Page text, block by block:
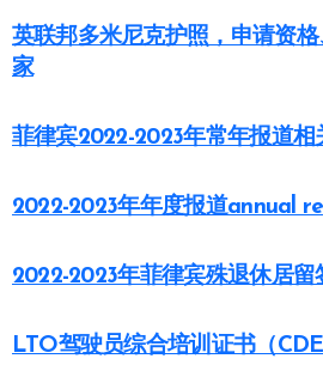
英联邦多米尼克护照，申请资
家
菲律宾2022-2023年常年报道相
2022-2023年年度报道annual
2022-2023年菲律宾殊退休居留
LTO驾驶员综合培训证书（